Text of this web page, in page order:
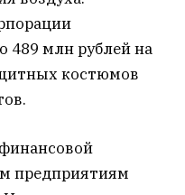
489 млн рублей на
костюмов
предприятиям